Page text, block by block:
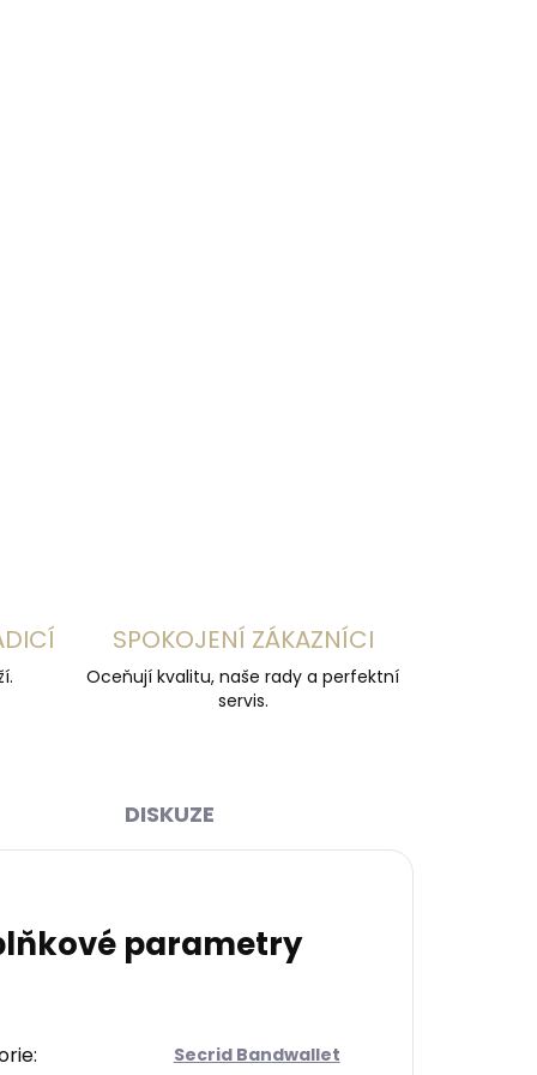
SPOKOJENÍ ZÁKAZNÍCI
Oceňují kvalitu, naše rady a perfektní
servis.
DISKUZE
parametry
: Secrid Bandwallet